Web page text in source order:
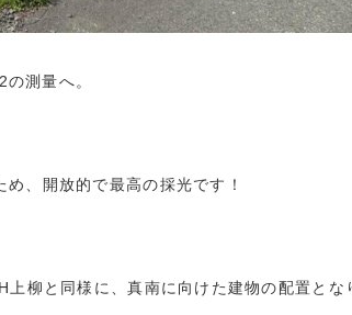
測量へ。
、開放的で最高の採光です！
柳と同様に、真南に向けた建物の配置とな